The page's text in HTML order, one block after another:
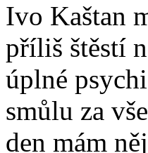
Ivo Kaštan
příliš štěstí
úplné
smůlu za
den mám